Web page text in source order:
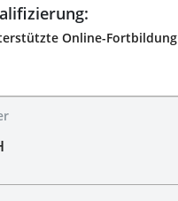
Online-Fortbildung